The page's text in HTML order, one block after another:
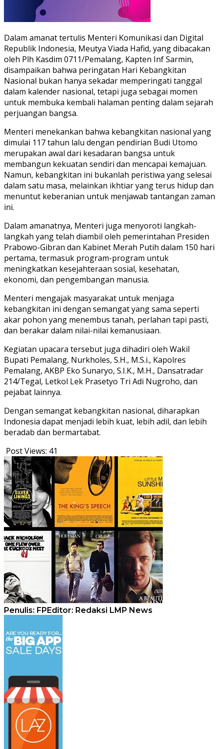
Dalam amanat tertulis Menteri Komunikasi dan Digital
Republik Indonesia, Meutya Viada Hafid, yang dibacakan
oleh Plh Kasdim 0711/Pemalang, Kapten Inf Sarmin,
disampaikan bahwa peringatan Hari Kebangkitan
Nasional bukan hanya sekadar memperingati tanggal
dalam kalender nasional, tetapi juga sebagai momen
untuk membuka kembali halaman penting dalam sejarah
perjuangan bangsa.
Menteri menekankan bahwa kebangkitan nasional yang
dimulai 117 tahun lalu dengan pendirian Budi Utomo
merupakan awal dari kesadaran bangsa untuk
membangun kekuatan sendiri dan mencapai kemajuan.
Namun, kebangkitan ini bukanlah peristiwa yang selesai
dalam satu masa, melainkan ikhtiar yang terus hidup dan
menuntut keberanian untuk menjawab tantangan zaman
ini.
Dalam amanatnya, Menteri juga menyoroti langkah-
langkah yang telah diambil oleh pemerintahan Presiden
Prabowo-Gibran dan Kabinet Merah Putih dalam 150 hari
pertama, termasuk program-program untuk
meningkatkan kesejahteraan sosial, kesehatan,
ekonomi, dan pengembangan manusia.
Menteri mengajak masyarakat untuk menjaga
kebangkitan ini dengan semangat yang sama seperti
akar pohon yang menembus tanah, perlahan tapi pasti,
dan berakar dalam nilai-nilai kemanusiaan.
Kegiatan upacara tersebut juga dihadiri oleh Wakil
Bupati Pemalang, Nurkholes, S.H., M.S.i., Kapolres
Pemalang, AKBP Eko Sunaryo, S.I.K., M.H., Dansatradar
214/Tegal, Letkol Lek Prasetyo Tri Adi Nugroho, dan
pejabat lainnya.
Dengan semangat kebangkitan nasional, diharapkan
Indonesia dapat menjadi lebih kuat, lebih adil, dan lebih
beradab dan bermartabat.
Post Views: 41
Penulis: FPEditor: Redaksi LMP News